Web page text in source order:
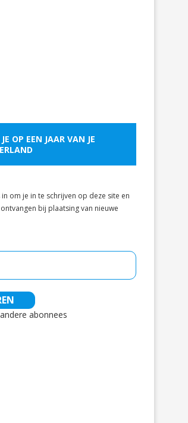
OP EEN JAAR VAN JE
om je in te schrijven op deze site en
bij plaatsing van nieuwe
abonnees